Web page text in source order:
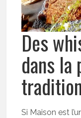
Des
dans la
Si Maison est